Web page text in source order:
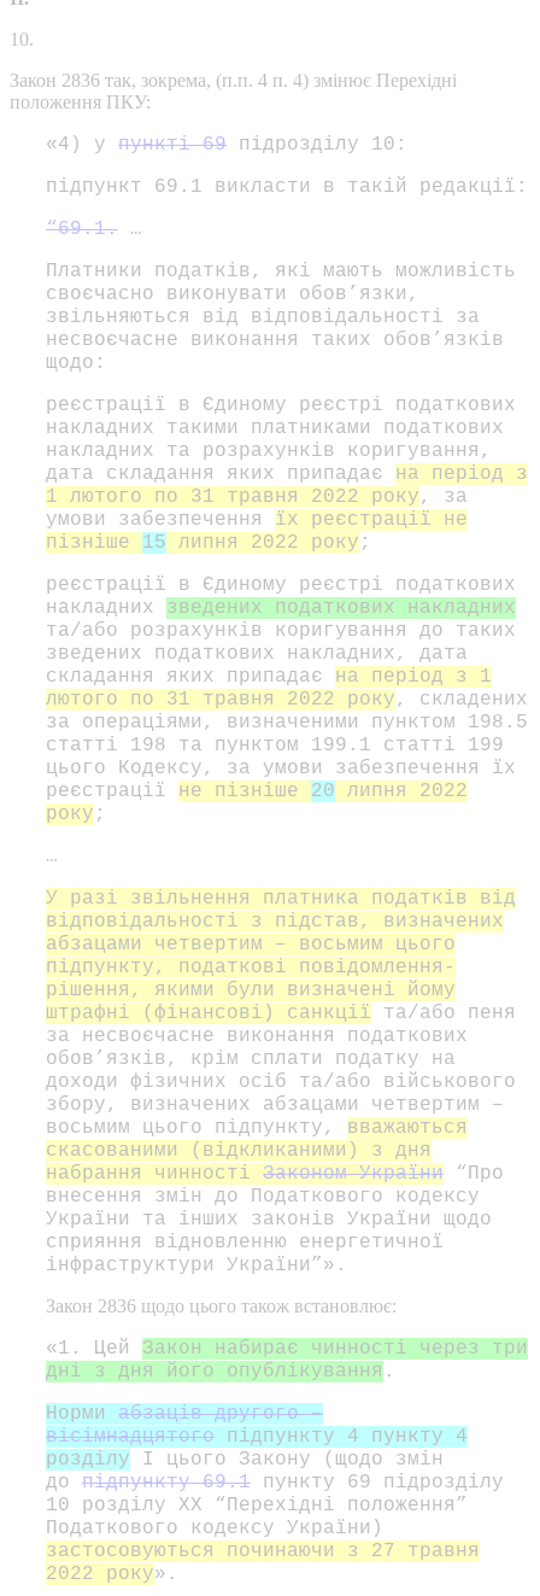
10.
Закон 2836 так, зокрема, (п.п. 4 п. 4) змінює Перехідні
положення ПКУ:
«4) у пункті 69 підрозділу 10:
підпункт 69.1 викласти в такій редакції:
“69.1. …
Платники податків, які мають можливість
своєчасно виконувати обов’язки,
звільняються від відповідальності за
несвоєчасне виконання таких обов’язків
щодо:
реєстрації в Єдиному реєстрі податкових
накладних такими платниками податкових
накладних та розрахунків коригування,
дата складання яких припадає на період з
1 лютого по 31 травня 2022 року, за
умови забезпечення їх реєстрації не
пізніше 15 липня 2022 року ;
реєстрації в Єдиному реєстрі податкових
накладних зведених податкових накладних
та/або розрахунків коригування до таких
зведених податкових накладних, дата
складання яких припадає на період з 1
лютого по 31 травня 2022 року, складених
за операціями, визначеними пунктом 198.5
статті 198 та пунктом 199.1 статті 199
цього Кодексу, за умови забезпечення їх
реєстрації не пізніше 20 липня 2022
року ;
…
У разі звільнення платника податків від
відповідальності з підстав, визначених
абзацами четвертим – восьмим цього
підпункту, податкові повідомлення-
рішення, якими були визначені йому
штрафні (фінансові) санкції та/або пеня
за несвоєчасне виконання податкових
обов’язків, крім сплати податку на
доходи фізичних осіб та/або військового
збору, визначених абзацами четвертим –
восьмим цього підпункту, вважаються
скасованими (відкликаними) з дня
набрання чинності Законом України “Про
внесення змін до Податкового кодексу
України та інших законів України щодо
сприяння відновленню енергетичної
інфраструктури України”».
Закон 2836 щодо цього також встановлює:
«1. Цей Закон набирає чинності через три
дні з дня його опублікування .
Норми абзаців другого –
вісімнадцятого підпункту 4 пункту 4
розділу I цього Закону (щодо змін
до підпункту 69.1 пункту 69 підрозділу
10 розділу XX “Перехідні положення”
Податкового кодексу України)
застосовуються починаючи з 27 травня
2022 року».